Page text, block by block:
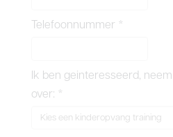
Telefoonnummer *
Ik ben geinteresseerd,
over: *